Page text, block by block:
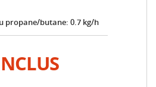
propane/butane: 0.7 kg/h